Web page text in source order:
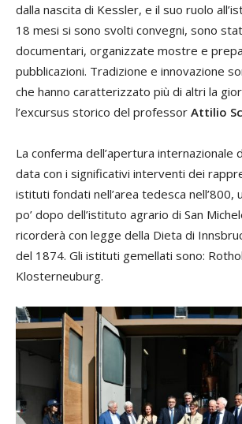
dalla nascita di Kessler, e il suo ruolo
18 mesi si sono svolti convegni, sono
documentari, organizzate mostre e
pubblicazioni. Tradizione e innovazione
che hanno caratterizzato più di altri la
l’excursus storico del professor Attilio
La conferma dell’apertura internazionale
data con i significativi interventi dei
istituti fondati nell’area tedesca nell’800,
po’ dopo dell’istituto agrario di San
ricorderà con legge della Dieta di
del 1874. Gli istituti gemellati sono:
Klosterneuburg.